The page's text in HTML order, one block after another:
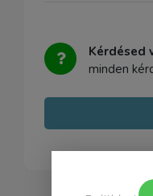
Kérdésed
minden